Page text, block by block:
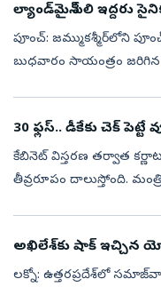
ల్యాండ్‌మైన్ పేలి ఇద్దరు
పూంచ్: జమ్ముకశ్మీర్‌లోని
బుధవారం సాయంత్రం జరిగిన
30 ఫ్లస్‌.. డీకేకు చెక్‌
కేబినెట్‌ విస్తరణ తర్వాత
తీవ్రరూపం దాలుస్తోంది.
అఖిలేశ్‌కు షాక్ ఇచ్చిన
లక్నో: ఉత్తరప్రదేశ్‌లో